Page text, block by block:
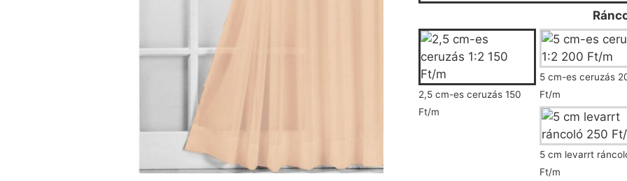
2,5 cm-es ceruzás 150
Ft/m
5 cm-es ceruzás
Ft/m
5 cm levarrt
Ft/m